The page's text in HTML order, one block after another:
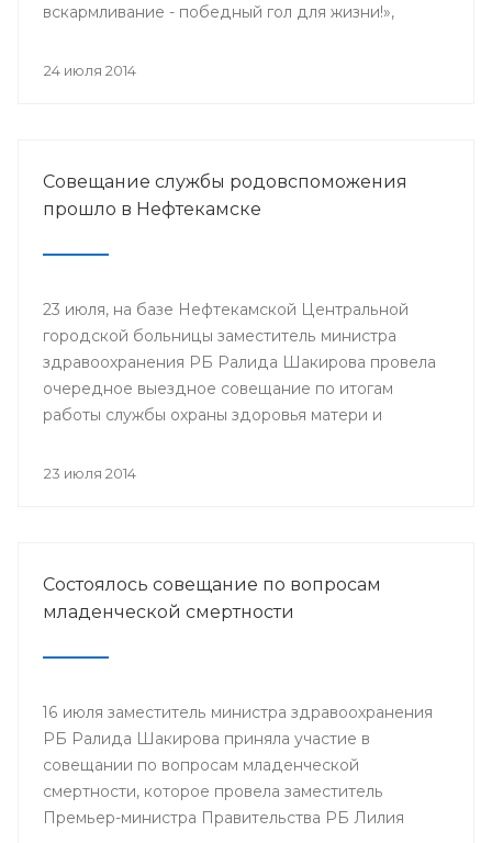
вскармливание - победный гол для жизни!»,
мира по футболу.
24 июля 2014
Совещание службы родовспоможения
прошло в Нефтекамске
23 июля, на базе Нефтекамской Центральной
городской больницы заместитель министра
здравоохранения РБ Ралида Шакирова провела
очередное выездное совещание по итогам
работы службы охраны здоровья матери и
организациями, курируемыми отделом
23 июля 2014
Состоялось совещание по вопросам
младенческой смертности
16 июля заместитель министра здравоохранения
РБ Ралида Шакирова приняла участие в
совещании по вопросам младенческой
смертности, которое провела заместитель
Премьер-министра Правительства РБ Лилия